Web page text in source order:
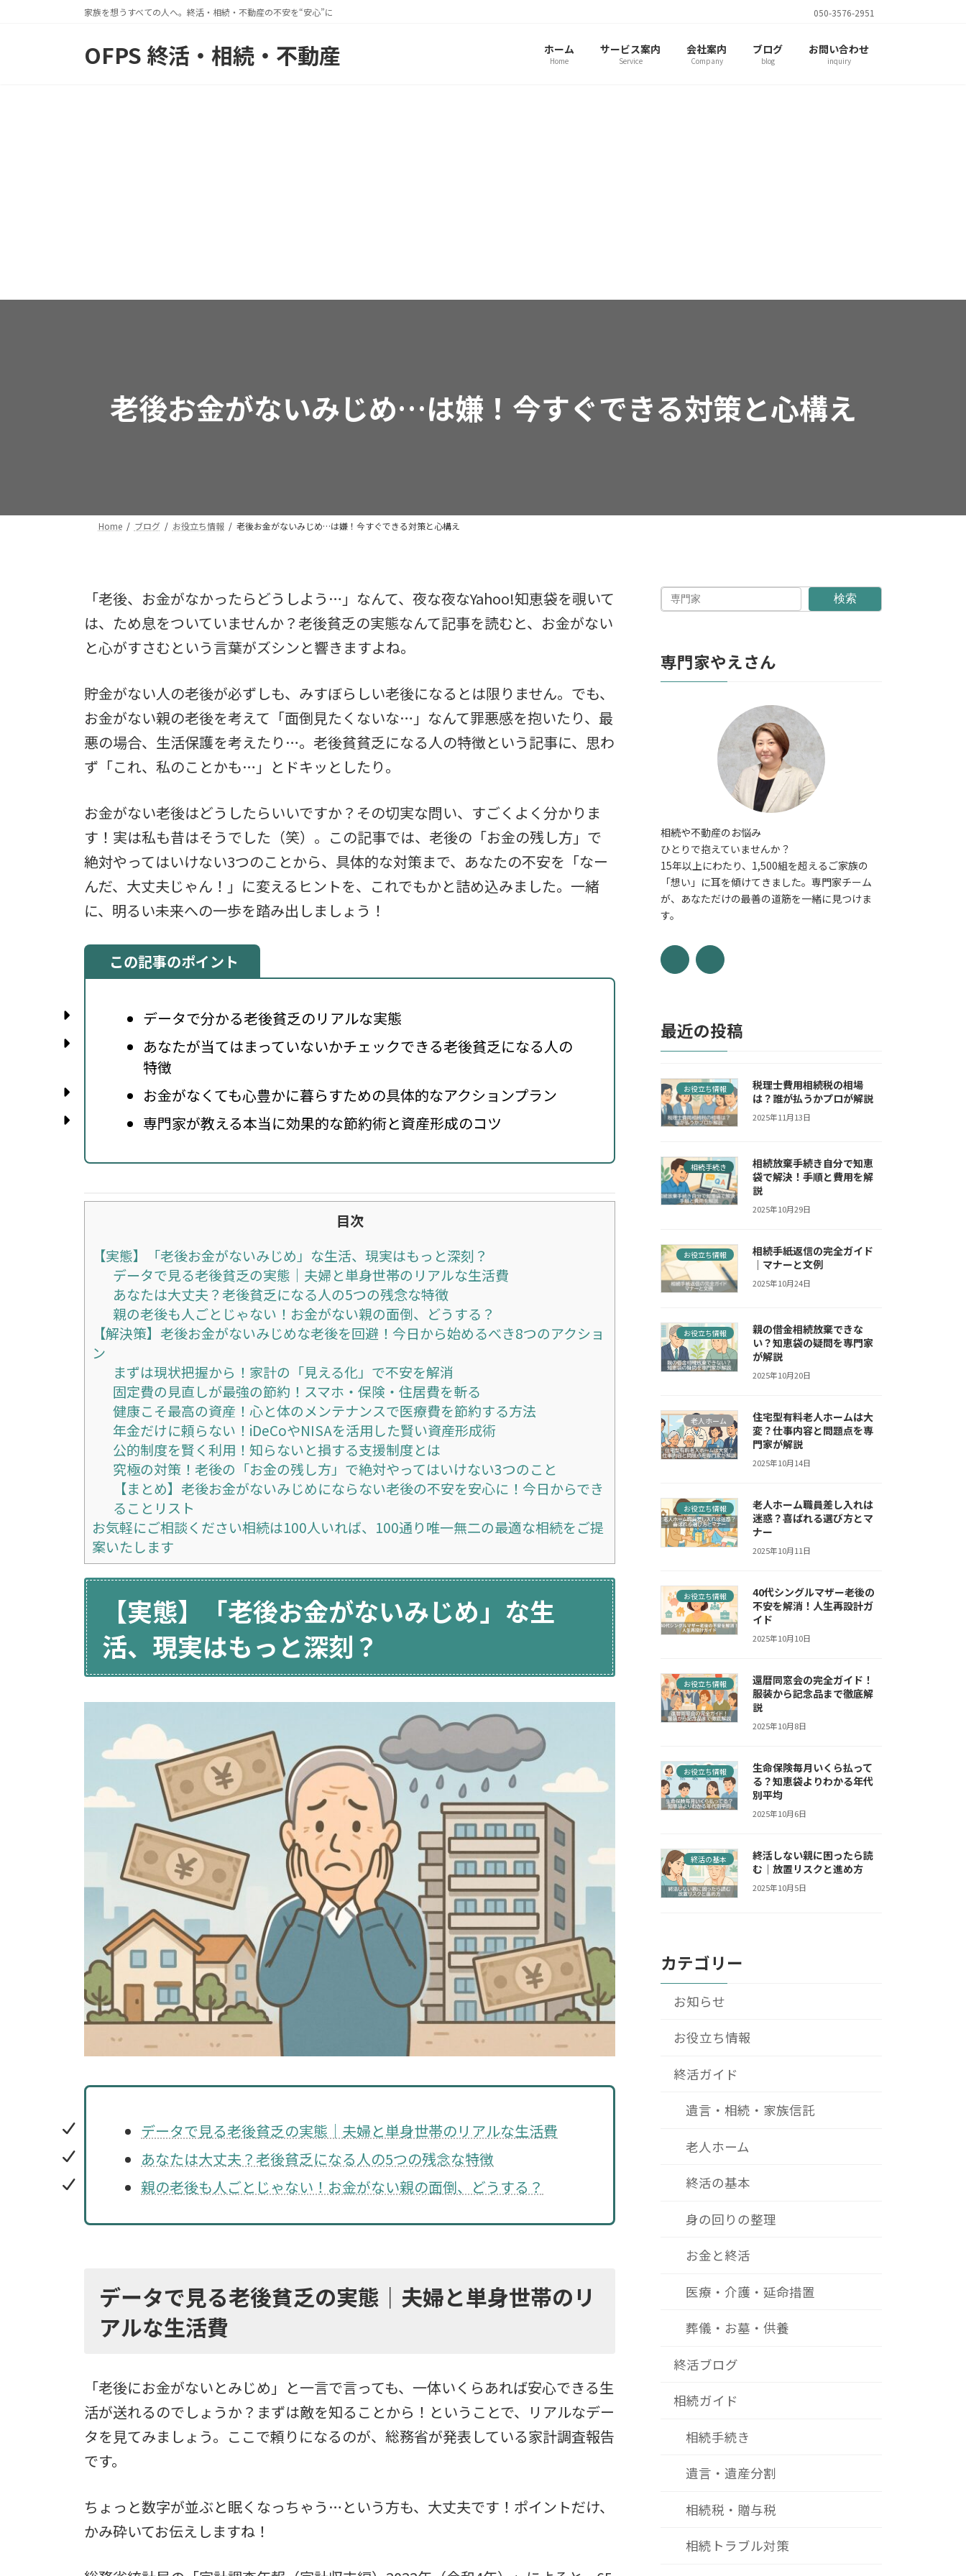
家族を想うすべての人へ。終活・相続・不動産の不安を“安心”に 050-3576-2951
OFPS 終活・相続・不動産 ホーム
Home
サービス案内
Service
会社案内
Company
ブログ
blog
お問い合わせ
inquiry
老後お金がないみじめ…は嫌！今すぐできる対策と心構え
Home ブログ お役立ち情報 老後お金がないみじめ…は嫌！今すぐできる対策と心構え
「老後、お金がなかったらどうしよう…」なんて、夜な夜なYahoo!知恵袋を覗いて
は、ため息をついていませんか？老後貧乏の実態なんて記事を読むと、お金がない
と心がすさむという言葉がズシンと響きますよね。
貯金がない人の老後が必ずしも、みすぼらしい老後になるとは限りません。でも、
お金がない親の老後を考えて「面倒見たくないな…」なんて罪悪感を抱いたり、最
悪の場合、生活保護を考えたり…。老後貧貧乏になる人の特徴という記事に、思わ
ず「これ、私のことかも…」とドキッとしたり。
お金がない老後はどうしたらいいですか？その切実な問い、すごくよく分かりま
す！実は私も昔はそうでした（笑）。この記事では、老後の「お金の残し方」で
絶対やってはいけない3つのことから、具体的な対策まで、あなたの不安を「なー
んだ、大丈夫じゃん！」に変えるヒントを、これでもかと詰め込みました。一緒
に、明るい未来への一歩を踏み出しましょう！
この記事のポイント
データで分かる老後貧乏のリアルな実態
あなたが当てはまっていないかチェックできる老後貧乏になる人の
特徴
お金がなくても心豊かに暮らすための具体的なアクションプラン
専門家が教える本当に効果的な節約術と資産形成のコツ
目次
【実態】「老後お金がないみじめ」な生活、現実はもっと深刻？
データで見る老後貧乏の実態｜夫婦と単身世帯のリアルな生活費
あなたは大丈夫？老後貧乏になる人の5つの残念な特徴
親の老後も人ごとじゃない！お金がない親の面倒、どうする？
【解決策】老後お金がないみじめな老後を回避！今日から始めるべき8つのアクショ
ン
まずは現状把握から！家計の「見える化」で不安を解消
固定費の見直しが最強の節約！スマホ・保険・住居費を斬る
健康こそ最高の資産！心と体のメンテナンスで医療費を節約する方法
年金だけに頼らない！iDeCoやNISAを活用した賢い資産形成術
公的制度を賢く利用！知らないと損する支援制度とは
究極の対策！老後の「お金の残し方」で絶対やってはいけない3つのこと
【まとめ】老後お金がないみじめにならない老後の不安を安心に！今日からでき
ることリスト
お気軽にご相談ください相続は100人いれば、100通り唯一無二の最適な相続をご提
案いたします
【実態】「老後お金がないみじめ」な生
活、現実はもっと深刻？
データで見る老後貧乏の実態｜夫婦と単身世帯のリアルな生活費
あなたは大丈夫？老後貧乏になる人の5つの残念な特徴
親の老後も人ごとじゃない！お金がない親の面倒、どうする？
データで見る老後貧乏の実態｜夫婦と単身世帯のリ
アルな生活費
「老後にお金がないとみじめ」と一言で言っても、一体いくらあれば安心できる生
活が送れるのでしょうか？まずは敵を知ることから！ということで、リアルなデー
タを見てみましょう。ここで頼りになるのが、総務省が発表している家計調査報告
です。
ちょっと数字が並ぶと眠くなっちゃう…という方も、大丈夫です！ポイントだけ、
かみ砕いてお伝えしますね！
検索
専門家やえさん
相続や不動産のお悩み
ひとりで抱えていませんか？
15年以上にわたり、1,500組を超えるご家族の
「想い」に耳を傾けてきました。専門家チーム
が、あなただけの最善の道筋を一緒に見つけま
す。
最近の投稿
お役立ち情報
税理士費用相続税の相場
は？誰が払うかプロが解説
2025年11月13日
相続手続き
相続放棄手続き自分で知恵
袋で解決！手順と費用を解
説
2025年10月29日
お役立ち情報
相続手紙返信の完全ガイド
｜マナーと文例
2025年10月24日
お役立ち情報
親の借金相続放棄できな
い？知恵袋の疑問を専門家
が解説
2025年10月20日
老人ホーム
住宅型有料老人ホームは大
変？仕事内容と問題点を専
門家が解説
2025年10月14日
お役立ち情報
老人ホーム職員差し入れは
迷惑？喜ばれる選び方とマ
ナー
2025年10月11日
お役立ち情報
40代シングルマザー老後の
不安を解消！人生再設計ガ
イド
2025年10月10日
お役立ち情報
還暦同窓会の完全ガイド！
服装から記念品まで徹底解
説
2025年10月8日
お役立ち情報
生命保険毎月いくら払って
る？知恵袋よりわかる年代
別平均
2025年10月6日
終活の基本
終活しない親に困ったら読
む｜放置リスクと進め方
2025年10月5日
カテゴリー
お知らせ
お役立ち情報
終活ガイド
遺言・相続・家族信託
老人ホーム
終活の基本
身の回りの整理
お金と終活
医療・介護・延命措置
葬儀・お墓・供養
終活ブログ
相続ガイド
相続手続き
遺言・遺産分割
相続税・贈与税
相続トラブル対策